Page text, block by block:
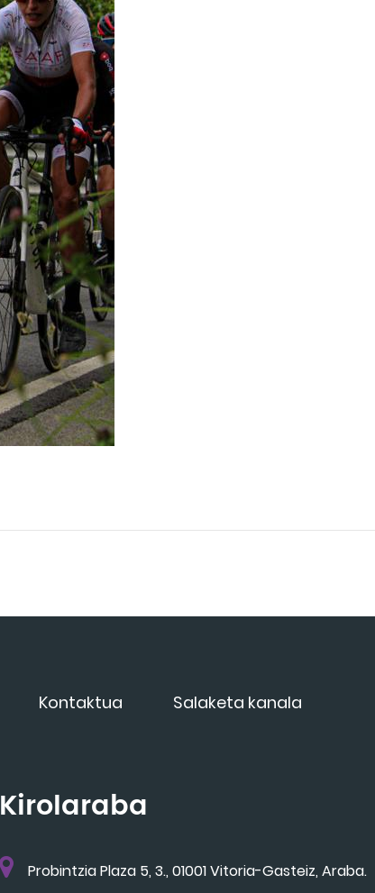
Kontaktua Salaketa kanala
Kirolaraba
Probintzia Plaza 5, 3., 01001 Vitoria-Gasteiz, Araba.